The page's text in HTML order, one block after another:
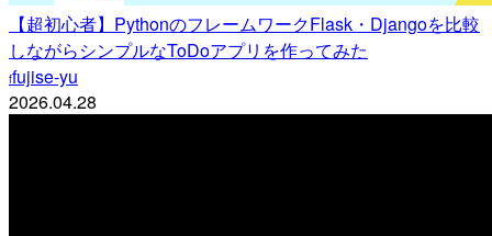
【超初心者】PythonのフレームワークFlask・Djangoを比較
しながらシンプルなToDoアプリを作ってみた
ffujise-yu
2026.04.28